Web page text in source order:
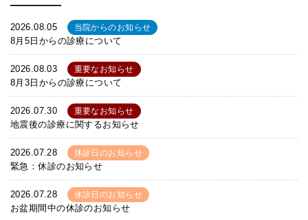
2026.08.05 当院からのお知らせ
8月5日からの診療について
2026.08.03 重要なお知らせ
8月3日からの診療について
2026.07.30 重要なお知らせ
地震後の診療に関するお知らせ
2026.07.28 休診日のお知らせ
緊急：休診のお知らせ
2026.07.28 休診日のお知らせ
お盆期間中の休診のお知らせ